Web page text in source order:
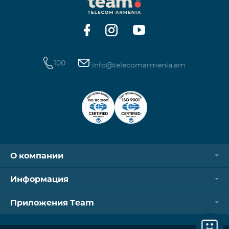
Контроллер Aqara Hub M3 Освещение — 3 зоны
100 info@telecomarmenia.am
О компании
Информация
Приложения Team